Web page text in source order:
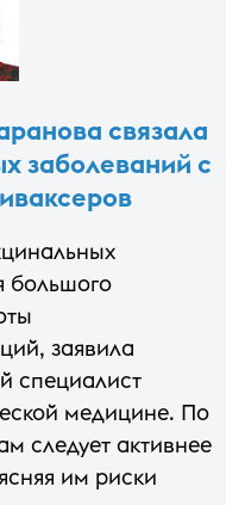
связала
заболеваний с
большого
заявила
специалист
медицине. По
следует активнее
им риски